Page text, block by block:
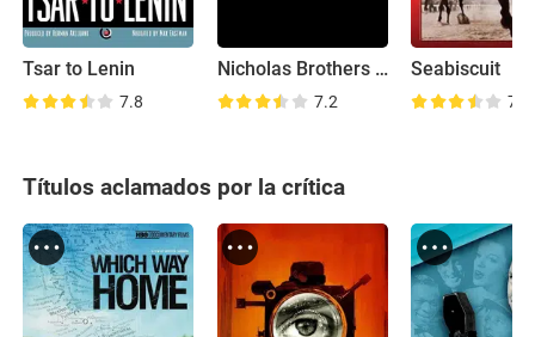
Tsar to Lenin
7.8
Nicholas Brothers Family Home Movies
7.2
Seabiscuit
7.8
Títulos aclamados por la crítica